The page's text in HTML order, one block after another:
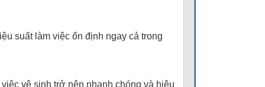
suất làm việc ổn định ngay cả trong
vệ sinh trở nên nhanh chóng và hiệu